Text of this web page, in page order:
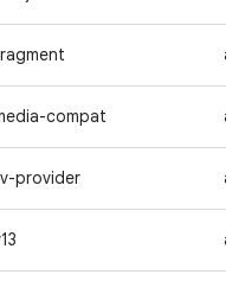
compat
provider